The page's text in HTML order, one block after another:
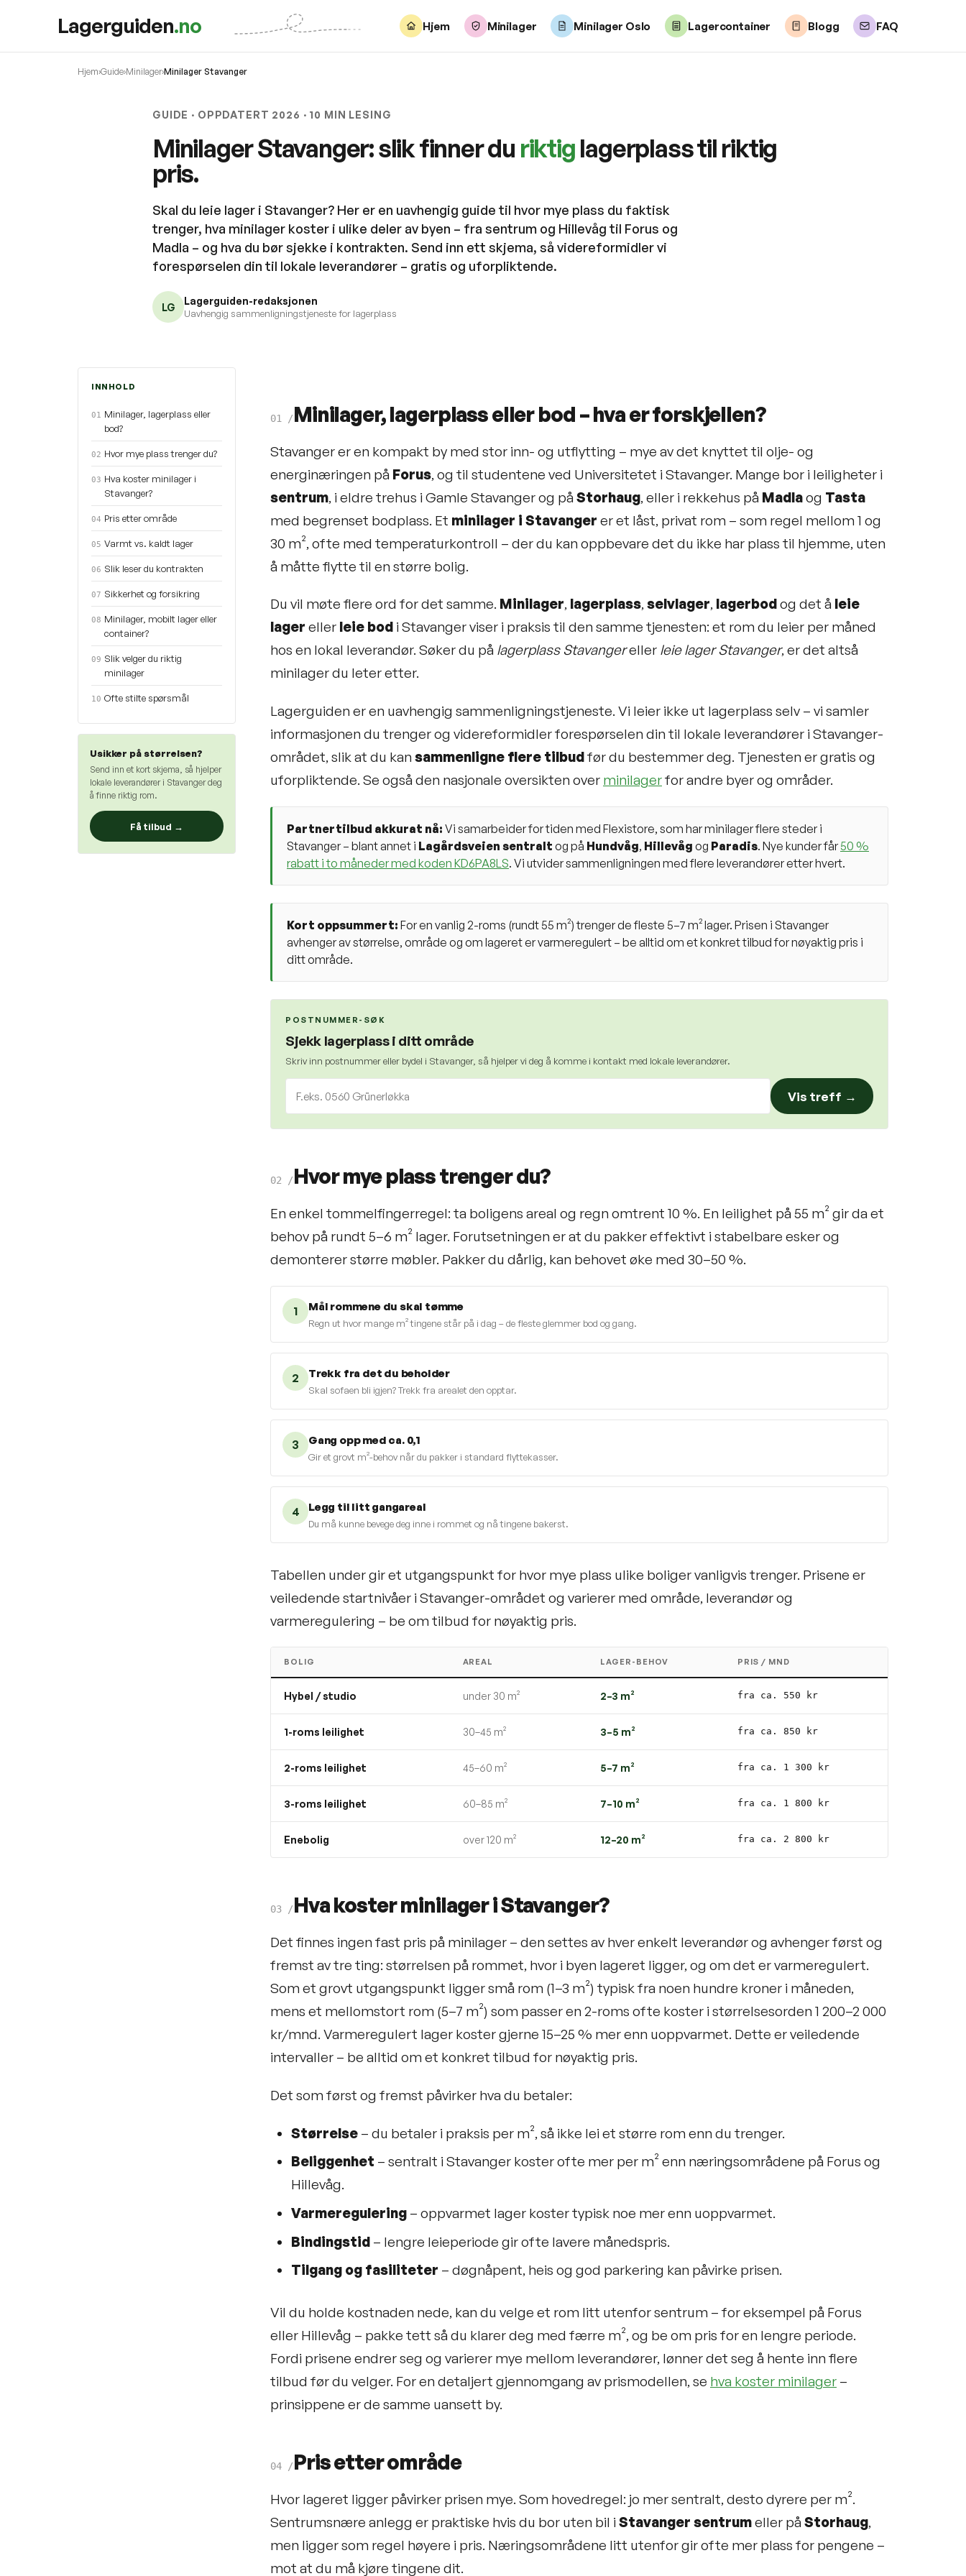
Lagerguiden.no Hjem Minilager Minilager Oslo Lagercontainer Blogg FAQ
Hjem›Guide›Minilager›Minilager Stavanger
GUIDE · OPPDATERT 2026 · 10 MIN LESING
Minilager Stavanger: slik finner du riktiglagerplass til riktig
pris.
Skal du leie lager i Stavanger? Her er en uavhengig guide til hvor mye plass du faktisk
trenger, hva minilager koster i ulike deler av byen – fra sentrum og Hillevåg til Forus og
Madla – og hva du bør sjekke i kontrakten. Send inn ett skjema, så videreformidler vi
forespørselen din til lokale leverandører – gratis og uforpliktende.
LG
Lagerguiden-redaksjonen
Uavhengig sammenligningstjeneste for lagerplass
INNHOLD
01 Minilager, lagerplass eller
bod?
02 Hvor mye plass trenger du?
03 Hva koster minilager i
Stavanger?
04 Pris etter område
05 Varmt vs. kaldt lager
06 Slik leser du kontrakten
07 Sikkerhet og forsikring
08 Minilager, mobilt lager eller
container?
09 Slik velger du riktig
minilager
10 Ofte stilte spørsmål
Usikker på størrelsen?
Send inn et kort skjema, så hjelper
lokale leverandører i Stavanger deg
å finne riktig rom.
Få tilbud →
01 /Minilager, lagerplass eller bod – hva er forskjellen?
Stavanger er en kompakt by med stor inn- og utflytting – mye av det knyttet til olje- og
energinæringen på Forus, og til studentene ved Universitetet i Stavanger. Mange bor i leiligheter i
sentrum, i eldre trehus i Gamle Stavanger og på Storhaug, eller i rekkehus på Madlaog Tasta
med begrenset bodplass. Et minilager i Stavanger er et låst, privat rom – som regel mellom 1 og
30 m², ofte med temperaturkontroll – der du kan oppbevare det du ikke har plass til hjemme, uten
å måtte flytte til en større bolig.
Du vil møte flere ord for det samme. Minilager, lagerplass,selvlager, lagerbodog det å leie
lager eller leie bod i Stavanger viser i praksis til den samme tjenesten: et rom du leier per måned
hos en lokal leverandør. Søker du på lagerplass Stavangereller leie lager Stavanger, er det altså
minilager du leter etter.
Lagerguiden er en uavhengig sammenligningstjeneste. Vi leier ikke ut lagerplass selv – vi samler
informasjonen du trenger og videreformidler forespørselen din til lokale leverandører i Stavanger-
området, slik at du kan sammenligne flere tilbudfør du bestemmer deg. Tjenesten er gratis og
uforpliktende. Se også den nasjonale oversikten over minilagerfor andre byer og områder.
Partnertilbud akkurat nå: Vi samarbeider for tiden med Flexistore, som har minilager flere steder i
Stavanger – blant annet i Lagårdsveien sentralt og på Hundvåg, Hillevåg og Paradis. Nye kunder får50 %
rabatt i to måneder med koden KD6PA8LS. Vi utvider sammenligningen med flere leverandører etter hvert.
Kort oppsummert: For en vanlig 2-roms (rundt 55 m²) trenger de fleste 5–7 m² lager. Prisen i Stavanger
avhenger av størrelse, område og om lageret er varmeregulert – be alltid om et konkret tilbud for nøyaktig pris i
ditt område.
POSTNUMMER-SØK
Sjekk lagerplass i ditt område
Skriv inn postnummer eller bydel i Stavanger, så hjelper vi deg å komme i kontakt med lokale leverandører.
Vis treff →
02 /Hvor mye plass trenger du?
En enkel tommelfingerregel: ta boligens areal og regn omtrent 10 %. En leilighet på 55 m² gir da et
behov på rundt 5–6 m² lager. Forutsetningen er at du pakker effektivt i stabelbare esker og
demonterer større møbler. Pakker du dårlig, kan behovet øke med 30–50 %.
1 Mål rommene du skal tømme
Regn ut hvor mange m² tingene står på i dag – de fleste glemmer bod og gang.
2 Trekk fra det du beholder
Skal sofaen bli igjen? Trekk fra arealet den opptar.
3 Gang opp med ca. 0,1
Gir et grovt m²-behov når du pakker i standard flyttekasser.
4 Legg til litt gangareal
Du må kunne bevege deg inne i rommet og nå tingene bakerst.
Tabellen under gir et utgangspunkt for hvor mye plass ulike boliger vanligvis trenger. Prisene er
veiledende startnivåer i Stavanger-området og varierer med område, leverandør og
varmeregulering – be om tilbud for nøyaktig pris.
BOLIG AREAL LAGER-BEHOV PRIS / MND
Hybel / studio under 30 m² 2–3 m² fra ca. 550 kr
1-roms leilighet 30–45 m² 3–5 m² fra ca. 850 kr
2-roms leilighet 45–60 m² 5–7 m² fra ca. 1 300 kr
3-roms leilighet 60–85 m² 7–10 m² fra ca. 1 800 kr
Enebolig over 120 m² 12–20 m² fra ca. 2 800 kr
03 /Hva koster minilager i Stavanger?
Det finnes ingen fast pris på minilager – den settes av hver enkelt leverandør og avhenger først og
fremst av tre ting: størrelsen på rommet, hvor i byen lageret ligger, og om det er varmeregulert.
Som et grovt utgangspunkt ligger små rom (1–3 m²) typisk fra noen hundre kroner i måneden,
mens et mellomstort rom (5–7 m²) som passer en 2-roms ofte koster i størrelsesorden 1 200–2 000
kr/mnd. Varmeregulert lager koster gjerne 15–25 % mer enn uoppvarmet. Dette er veiledende
intervaller – be alltid om et konkret tilbud for nøyaktig pris.
Det som først og fremst påvirker hva du betaler:
Størrelse– du betaler i praksis per m², så ikke lei et større rom enn du trenger.
Beliggenhet – sentralt i Stavanger koster ofte mer per m² enn næringsområdene på Forus og
Hillevåg.
Varmeregulering– oppvarmet lager koster typisk noe mer enn uoppvarmet.
Bindingstid– lengre leieperiode gir ofte lavere månedspris.
Tilgang og fasiliteter – døgnåpent, heis og god parkering kan påvirke prisen.
Vil du holde kostnaden nede, kan du velge et rom litt utenfor sentrum – for eksempel på Forus
eller Hillevåg – pakke tett så du klarer deg med færre m², og be om pris for en lengre periode.
Fordi prisene endrer seg og varierer mye mellom leverandører, lønner det seg å hente inn flere
tilbud før du velger. For en detaljert gjennomgang av prismodellen, se hva koster minilager –
prinsippene er de samme uansett by.
04 /Pris etter område
Hvor lageret ligger påvirker prisen mye. Som hovedregel: jo mer sentralt, desto dyrere per m².
Sentrumsnære anlegg er praktiske hvis du bor uten bil i Stavanger sentrumeller på Storhaug,
men ligger som regel høyere i pris. Næringsområdene litt utenfor gir ofte mer plass for pengene –
mot at du må kjøre tingene dit.